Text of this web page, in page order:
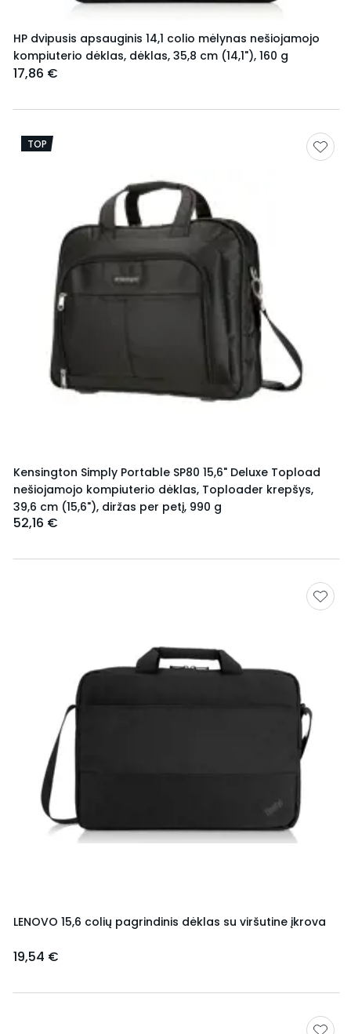
HP dvipusis apsauginis 14,1 colio mėlynas nešiojamojo
kompiuterio dėklas, dėklas, 35,8 cm (14,1"), 160 g
17,86 €
TOP
Kensington Simply Portable SP80 15,6" Deluxe Topload
nešiojamojo kompiuterio dėklas, Toploader krepšys,
39,6 cm (15,6"), diržas per petį, 990 g
52,16 €
LENOVO 15,6 colių pagrindinis dėklas su viršutine įkrova
19,54 €